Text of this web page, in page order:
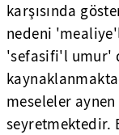
karşısında
nedeni
'sefasifi'l umur'
meseleler
seyretmektedir.